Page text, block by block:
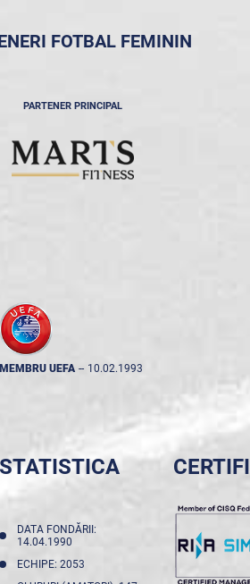
FOTBAL FEMININ
PARTENER PRINCIPAL
MEMBRU UEFA -- 10.02.1993
DATA FONDĂRII:
14.04.1990
ECHIPE: 2053